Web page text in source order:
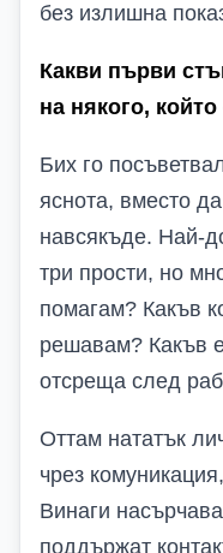
без излишна
Какви първи
на някого,
Бих го
яснота, вместо
навсякъде. Най-
три прости, но
помагам? Какъв
решавам? Какъв
отсреща след
Оттам нататък
чрез
Винаги
поддържат